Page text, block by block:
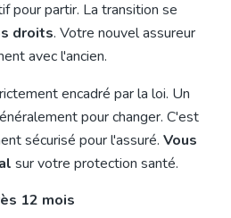
pour partir. La transition se
droits. Votre nouvel assureur
avec l'ancien.
encadré par la loi. Un
pour changer. C'est
sécurisé pour l'assuré. Vous
sur votre protection santé.
12 mois